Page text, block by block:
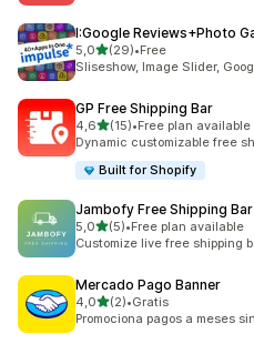
I:Google Reviews+Photo
5,0z 5 hvězd
(29)
Celkový počet recenzí: 29
•Free
Sliseshow, Image Slider,
GP Free Shipping Bar
4,6z 5 hvězd
(15)
Celkový počet recenzí: 15
•Free plan available
Dynamic customizable free
Built for Shopify
Jambofy Free Shipping Bar
5,0z 5 hvězd
(5)
Celkový počet recenzí: 5
•Free plan available
Customize live free shipping
Mercado Pago Banner
4,0z 5 hvězd
(2)
Celkový počet recenzí: 2
•Gratis
Promociona pagos a meses